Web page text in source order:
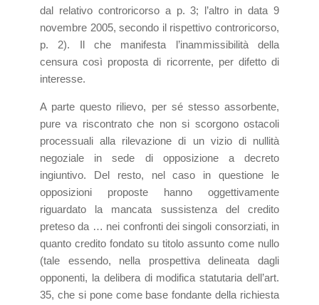
dal relativo controricorso a p. 3; l’altro in data 9
novembre 2005, secondo il rispettivo controricorso,
p. 2). Il che manifesta l’inammissibilità della
censura così proposta di ricorrente, per difetto di
interesse.
A parte questo rilievo, per sé stesso assorbente,
pure va riscontrato che non si scorgono ostacoli
processuali alla rilevazione di un vizio di nullità
negoziale in sede di opposizione a decreto
ingiuntivo. Del resto, nel caso in questione le
opposizioni proposte hanno oggettivamente
riguardato la mancata sussistenza del credito
preteso da … nei confronti dei singoli consorziati, in
quanto credito fondato su titolo assunto come nullo
(tale essendo, nella prospettiva delineata dagli
opponenti, la delibera di modifica statutaria dell’art.
35, che si pone come base fondante della richiesta